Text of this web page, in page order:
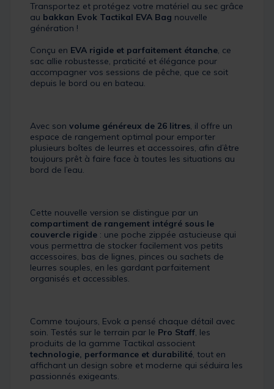
Transportez et protégez votre matériel au sec grâce
au bakkan Evok Tactikal EVA Bag nouvelle
génération !
Conçu en EVA rigide et parfaitement étanche, ce
sac allie robustesse, praticité et élégance pour
accompagner vos sessions de pêche, que ce soit
depuis le bord ou en bateau.
Avec son volume généreux de 26 litres, il offre un
espace de rangement optimal pour emporter
plusieurs boîtes de leurres et accessoires, afin d’être
toujours prêt à faire face à toutes les situations au
bord de l’eau.
Cette nouvelle version se distingue par un
compartiment de rangement intégré sous le
couvercle rigide : une poche zippée astucieuse qui
vous permettra de stocker facilement vos petits
accessoires, bas de lignes, pinces ou sachets de
leurres souples, en les gardant parfaitement
organisés et accessibles.
Comme toujours, Evok a pensé chaque détail avec
soin. Testés sur le terrain par le Pro Staff, les
produits de la gamme Tactikal associent
technologie, performance et durabilité, tout en
affichant un design sobre et moderne qui séduira les
passionnés exigeants.